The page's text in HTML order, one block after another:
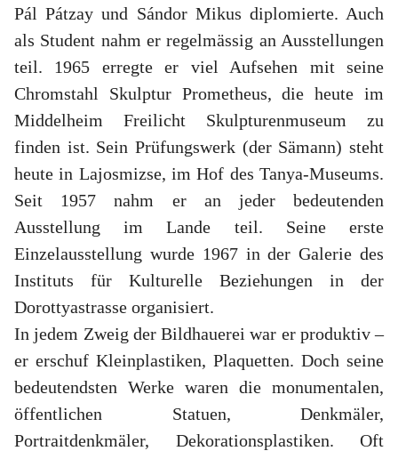
Pál Pátzay und Sándor Mikus diplomierte. Auch
als Student nahm er regelmässig an Ausstellungen
teil. 1965 erregte er viel Aufsehen mit seine
Chromstahl Skulptur Prometheus, die heute im
Middelheim Freilicht Skulpturenmuseum zu
finden ist. Sein Prüfungswerk (der Sämann) steht
heute in Lajosmizse, im Hof des Tanya-Museums.
Seit 1957 nahm er an jeder bedeutenden
Ausstellung im Lande teil. Seine erste
Einzelausstellung wurde 1967 in der Galerie des
Instituts für Kulturelle Beziehungen in der
Dorottyastrasse organisiert.
In jedem Zweig der Bildhauerei war er produktiv –
er erschuf Kleinplastiken, Plaquetten. Doch seine
bedeutendsten Werke waren die monumentalen,
öffentlichen Statuen, Denkmäler,
Portraitdenkmäler, Dekorationsplastiken. Oft